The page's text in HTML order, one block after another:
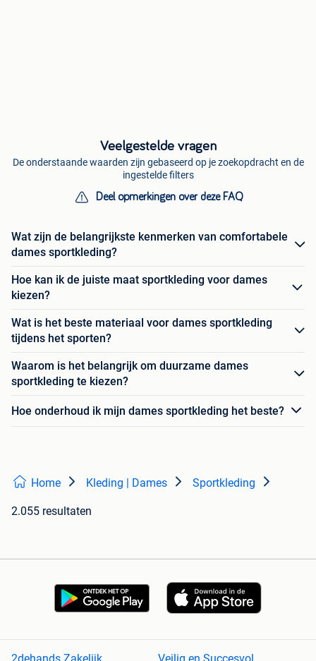
Veelgestelde vragen
De onderstaande waarden zijn gebaseerd op je zoekopdracht en de
ingestelde filters
Deel opmerkingen over deze FAQ
Wat zijn de belangrijkste kenmerken van comfortabele
dames sportkleding?
Hoe kan ik de juiste maat sportkleding voor dames
kiezen?
Wat is het beste materiaal voor dames sportkleding
tijdens het sporten?
Waarom is het belangrijk om duurzame dames
sportkleding te kiezen?
Hoe onderhoud ik mijn dames sportkleding het beste?
Home Kleding | Dames Sportkleding
2.055 resultaten